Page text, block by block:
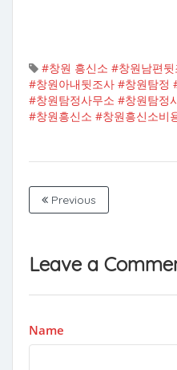
#창원 흥신소 #창원남편
#창원아내뒷조사 #창원탐정
#창원탐정사무소 #창원탐정
#창원흥신소 #창원흥신소비
Previous
Leave a
Name